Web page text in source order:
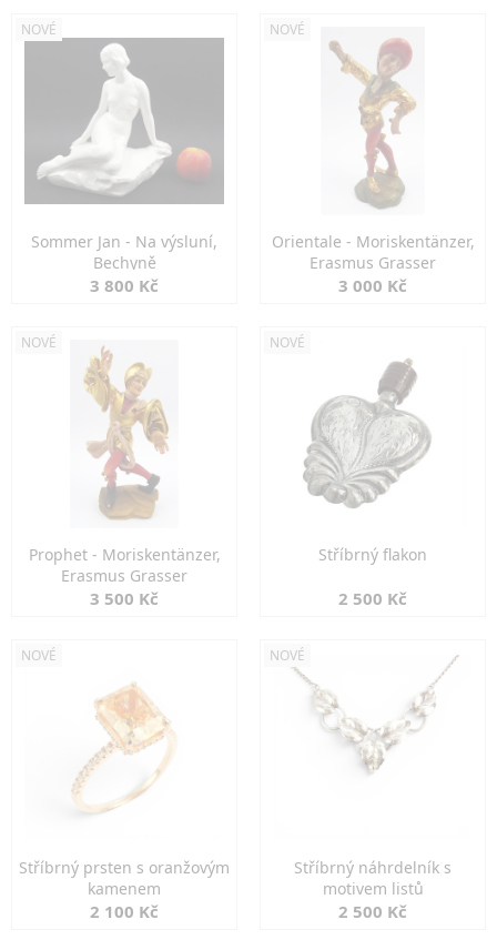
NOVÉ
Sommer Jan - Na výsluní,
Bechyně
3 800 Kč
NOVÉ
Orientale - Moriskentänzer,
Erasmus Grasser
3 000 Kč
NOVÉ
Prophet - Moriskentänzer,
Erasmus Grasser
3 500 Kč
NOVÉ
Stříbrný flakon
2 500 Kč
NOVÉ
Stříbrný prsten s oranžovým
kamenem
2 100 Kč
NOVÉ
Stříbrný náhrdelník s
motivem listů
2 500 Kč